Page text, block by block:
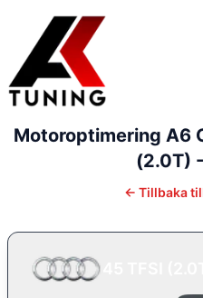
Motoroptimering A6
(2.0T)
← Tillbaka